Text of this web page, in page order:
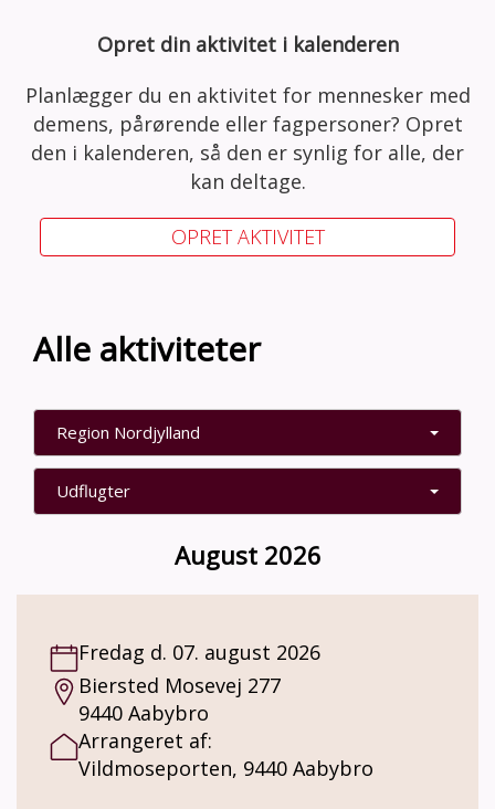
Opret din aktivitet i kalenderen
Planlægger du en aktivitet for mennesker med
demens, pårørende eller fagpersoner? Opret
den i kalenderen, så den er synlig for alle, der
kan deltage.
OPRET AKTIVITET
Alle aktiviteter
Region Nordjylland
Udflugter
August 2026
Fredag d. 07. august 2026
Biersted Mosevej 277
9440 Aabybro
Arrangeret af:
Vildmoseporten, 9440 Aabybro